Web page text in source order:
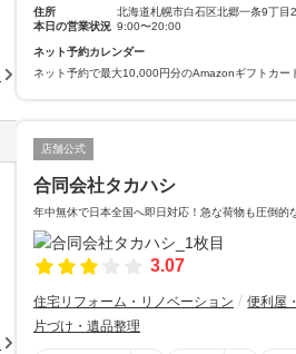
住所
北海道札幌市白石区北郷一条9丁目
本日の営業状況 9:00〜20:00
ネット予約カレンダー
ネット予約で最大10,000円分のAmazonギフトカー
店舗公式
合同会社タカハシ
年中無休で日本全国へ即日対応！急な荷物も圧倒的
3.07
住宅リフォーム・リノベーション 便利屋
片づけ・遺品整理